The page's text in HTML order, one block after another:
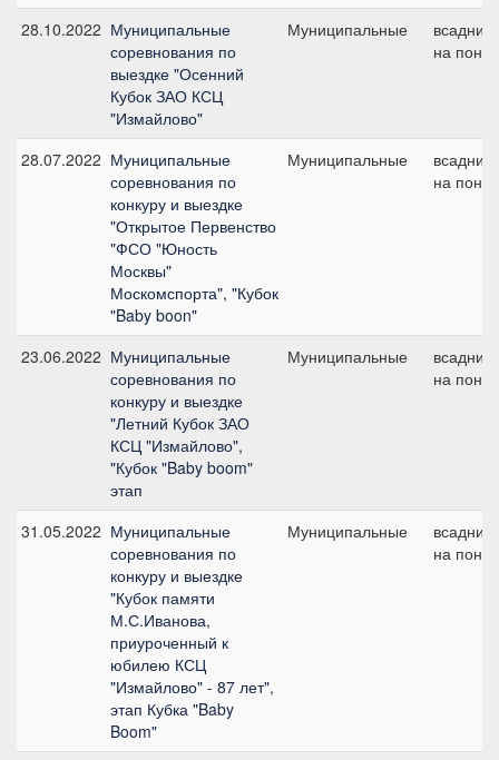
28.10.2022 Муниципальные
соревнования по
выездке "Осенний
Кубок ЗАО КСЦ
"Измайлово"
Муниципальные
всадники
на пони
28.07.2022 Муниципальные
соревнования по
конкуру и выездке
"Открытое Первенство
"ФСО "Юность
Москвы"
Москомспорта", "Кубок
"Baby boon"
Муниципальные
всадники
на пони
23.06.2022 Муниципальные
соревнования по
конкуру и выездке
"Летний Кубок ЗАО
КСЦ "Измайлово",
"Кубок "Baby boom"
этап
Муниципальные
всадники
на пони
31.05.2022 Муниципальные
соревнования по
конкуру и выездке
"Кубок памяти
М.С.Иванова,
приуроченный к
юбилею КСЦ
"Измайлово" - 87 лет",
этап Кубка "Baby
Boom"
Муниципальные
всадники
на пони